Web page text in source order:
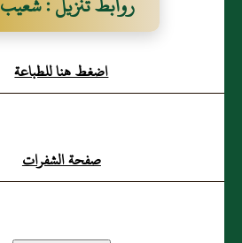
السمان
اضغط هنا للطباعة
صفحة الشفرات